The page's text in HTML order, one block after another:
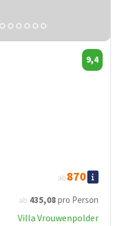
9,4
ab 435,08pro Person
ab870
Villa Vrouwenpolder